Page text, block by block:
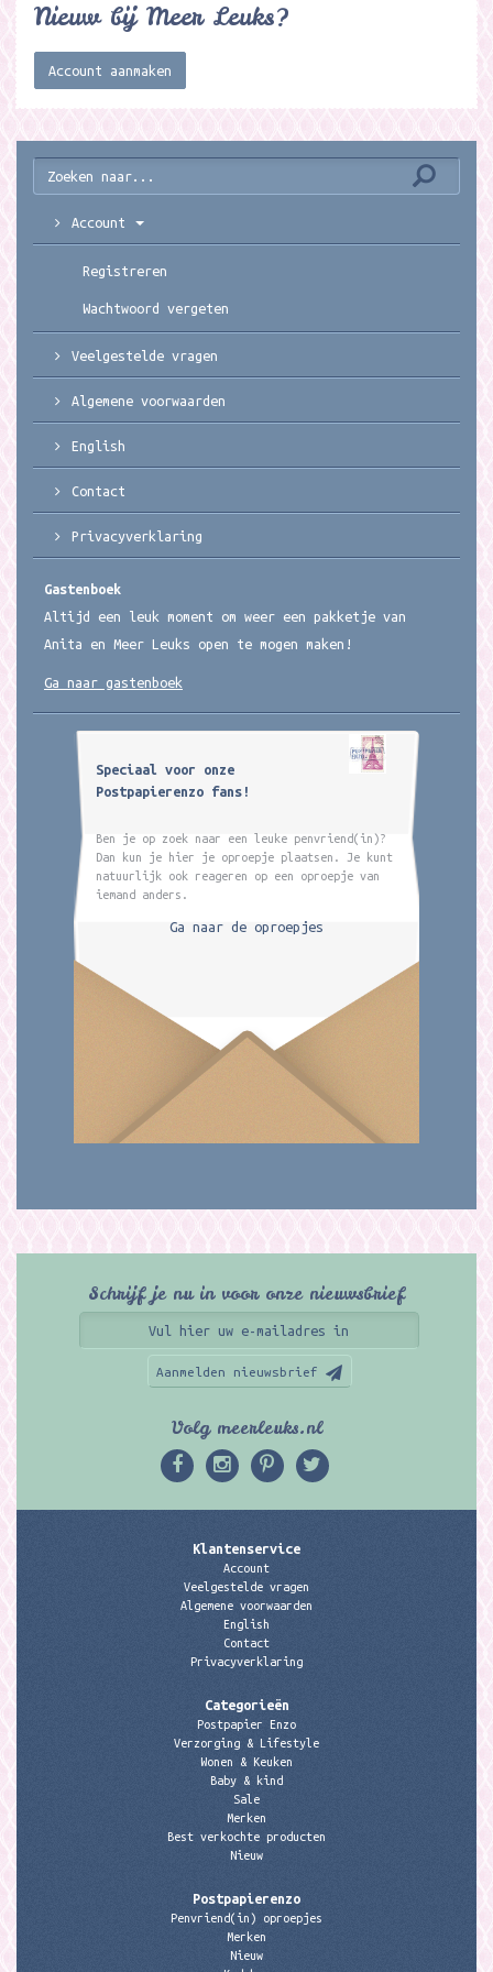
Nieuw bij Meer Leuks?
Account aanmaken
Account
Registreren
Wachtwoord vergeten
Veelgestelde vragen
Algemene voorwaarden
English
Contact
Privacyverklaring
Gastenboek
Altijd een leuk moment om weer een pakketje van
Anita en Meer Leuks open te mogen maken!
Ga naar gastenboek
Speciaal voor onze
Postpapierenzo fans!
Ben je op zoek naar een leuke penvriend(in)?
Dan kun je hier je oproepje plaatsen. Je kunt
natuurlijk ook reageren op een oproepje van
iemand anders.
Ga naar de oproepjes
Schrijf je nu in voor onze nieuwsbrief
Aanmelden nieuwsbrief
Volg meerleuks.nl
Klantenservice
Account
Veelgestelde vragen
Algemene voorwaarden
English
Contact
Privacyverklaring
Categorieën
Postpapier Enzo
Verzorging & Lifestyle
Wonen & Keuken
Baby & kind
Sale
Merken
Best verkochte producten
Nieuw
Postpapierenzo
Penvriend(in) oproepjes
Merken
Nieuw